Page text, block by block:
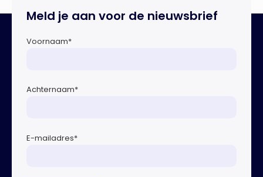
rapport geschreven door het Strategisch Kenniscentrum
Meld je aan voor de nieuwsbrief
Voornaam*
Achternaam*
E-mailadres*